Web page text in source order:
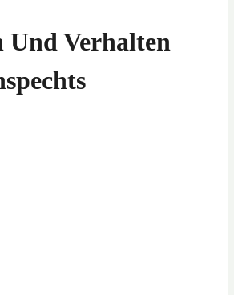
Und Verhalten